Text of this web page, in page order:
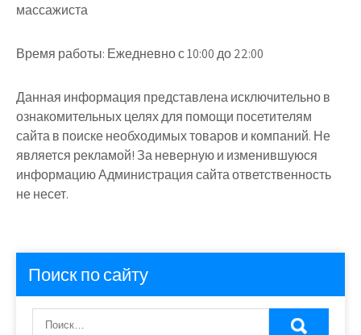
массажиста
Время работы: Ежедневно с 10:00 до 22:00
Данная информация представлена исключительно в
ознакомительных целях для помощи посетителям
сайта в поиске необходимых товаров и компаний. Не
является рекламой! За неверную и изменившуюся
информацию Администрация сайта ответственность
не несет.
Поиск по сайту